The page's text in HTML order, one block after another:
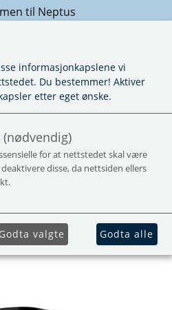
til Neptus
PLUS
september 2025
informasjonkapslene vi
Du bestemmer! Aktiver
etter eget ønske.
(nødvendig)
for at nettstedet skal være
disse, da nettsiden ellers
Godta valgte Godta alle